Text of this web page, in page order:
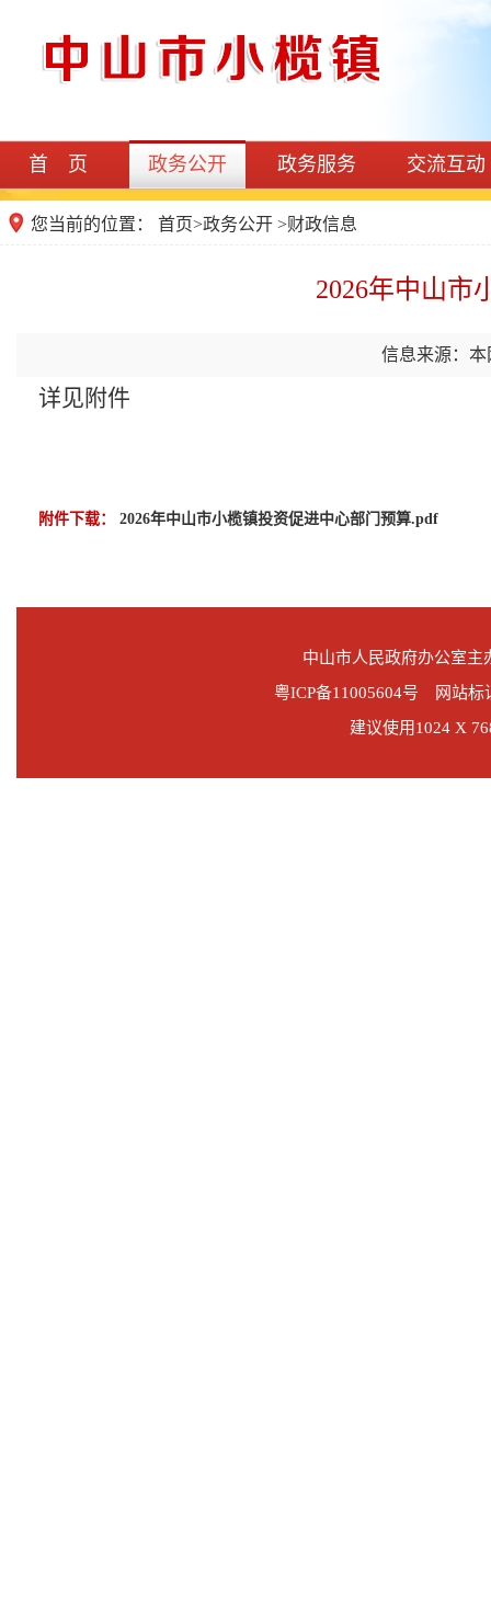
首 页 政务公开 政务服务 交流互动
您当前的位置： 首页>政务公开 >财政信息
2026年中山市
信息来源：本
详见附件
附件下载： 2026年中山市小榄镇投资促进中心部门预算.pdf
中山市人民政府办公室
粤ICP备11005604号 网站标
建议使用1024 X